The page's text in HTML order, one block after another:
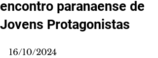
encontro paranaense de
Jovens Protagonistas
16/10/2024